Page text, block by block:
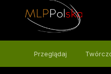
Przeglądaj